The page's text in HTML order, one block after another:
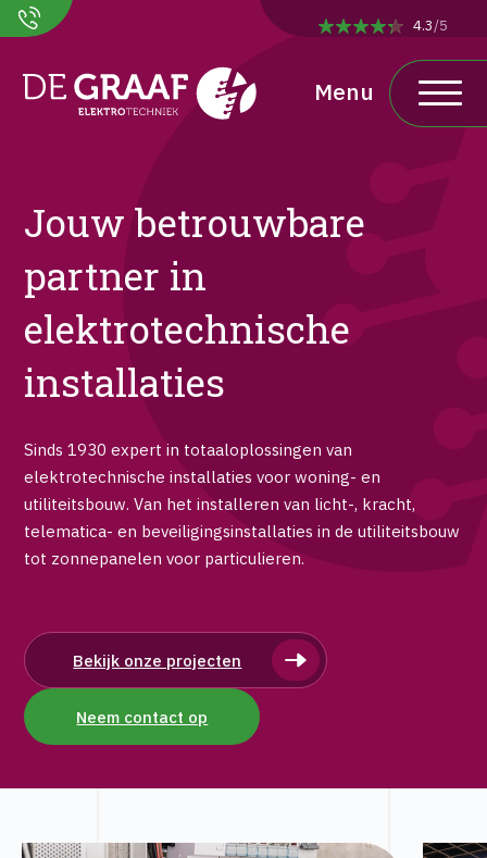
4.3/5
Jouw betrouwbare
partner in
elektrotechnische
installaties
Sinds 1930 expert in totaaloplossingen van
elektrotechnische installaties voor woning- en
utiliteitsbouw. Van het installeren van licht-, kracht,
telematica- en beveiligingsinstallaties in de utiliteitsbouw
tot zonnepanelen voor particulieren.
Bekijk onze projecten
Neem contact op